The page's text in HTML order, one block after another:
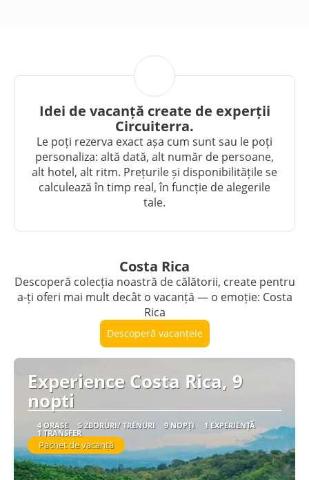
Idei de vacanță create de experții
Circuiterra.
Le poți rezerva exact așa cum sunt sau le poți
personaliza: altă dată, alt număr de persoane,
alt hotel, alt ritm. Prețurile și disponibilitățile se
calculează în timp real, în funcție de alegerile
tale.
Costa Rica
Descoperă colecția noastră de călătorii, create pentru
a-ți oferi mai mult decât o vacanță — o emoție: Costa
Rica
Descoperă vacanțele
Experience Costa Rica, 9
nopti
4 ORAȘE 5 ZBORURI/ TRENURI 9 NOPȚI 1 EXPERIENȚĂ
1 TRANSFER
Pachet de vacanță